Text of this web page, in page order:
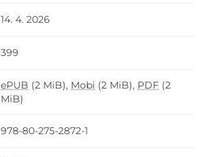
14. 4. 2026
399
ePUB (2 MiB), Mobi (2 MiB), PDF (2
MiB)
978-80-275-2872-1